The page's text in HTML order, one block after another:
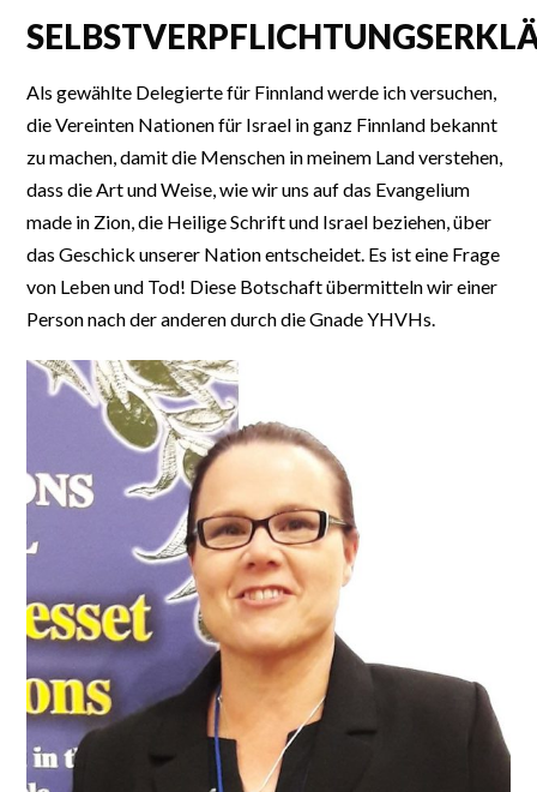
Als gewählte Delegierte für Finnland werde ich versuchen,
die Vereinten Nationen für Israel in ganz Finnland bekannt
zu machen, damit die Menschen in meinem Land verstehen,
dass die Art und Weise, wie wir uns auf das Evangelium
made in Zion, die Heilige Schrift und Israel beziehen, über
das Geschick unserer Nation entscheidet. Es ist eine Frage
von Leben und Tod! Diese Botschaft übermitteln wir einer
Person nach der anderen durch die Gnade YHVHs.